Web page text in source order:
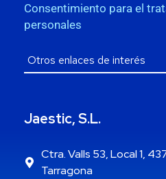
Consentimiento para el
personales
Jaestic, S.L.
Ctra. Valls 53, Local 1,
Tarragona